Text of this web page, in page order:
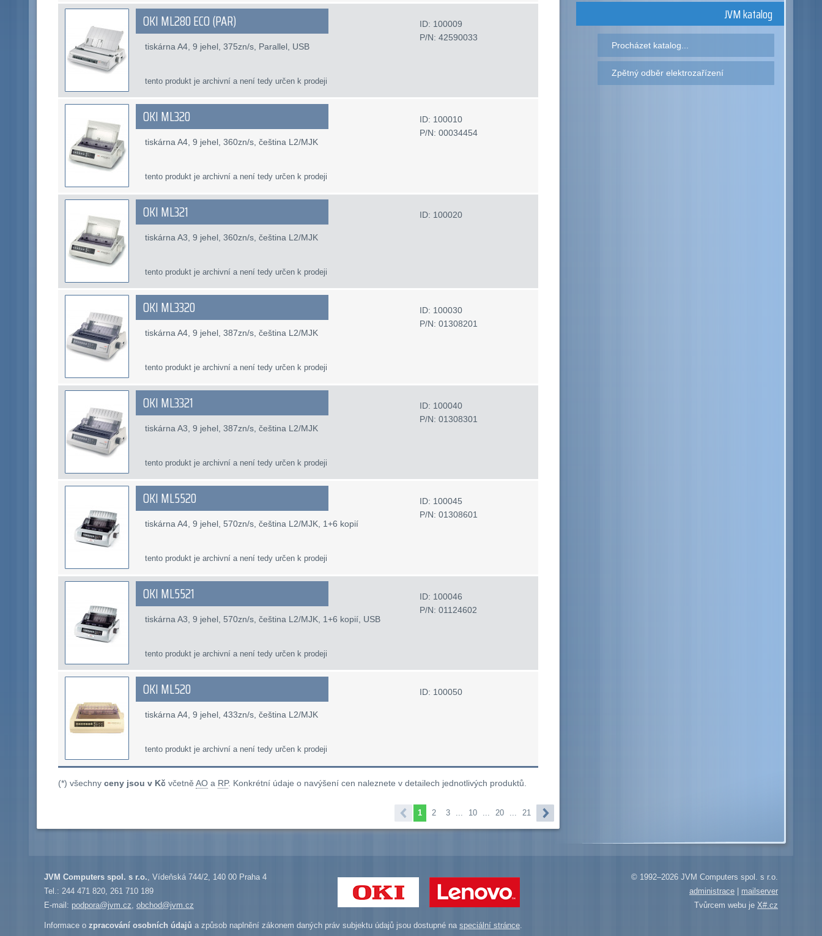
OKI ML280 ECO (PAR)
tiskárna A4, 9 jehel, 375zn/s, Parallel, USB
tento produkt je archivní a není tedy určen k prodeji
ID: 100009
P/N: 42590033
OKI ML320
tiskárna A4, 9 jehel, 360zn/s, čeština L2/MJK
tento produkt je archivní a není tedy určen k prodeji
ID: 100010
P/N: 00034454
OKI ML321
tiskárna A3, 9 jehel, 360zn/s, čeština L2/MJK
tento produkt je archivní a není tedy určen k prodeji
ID: 100020
OKI ML3320
tiskárna A4, 9 jehel, 387zn/s, čeština L2/MJK
tento produkt je archivní a není tedy určen k prodeji
ID: 100030
P/N: 01308201
OKI ML3321
tiskárna A3, 9 jehel, 387zn/s, čeština L2/MJK
tento produkt je archivní a není tedy určen k prodeji
ID: 100040
P/N: 01308301
OKI ML5520
tiskárna A4, 9 jehel, 570zn/s, čeština L2/MJK, 1+6 kopií
tento produkt je archivní a není tedy určen k prodeji
ID: 100045
P/N: 01308601
OKI ML5521
tiskárna A3, 9 jehel, 570zn/s, čeština L2/MJK, 1+6 kopií, USB
tento produkt je archivní a není tedy určen k prodeji
ID: 100046
P/N: 01124602
OKI ML520
tiskárna A4, 9 jehel, 433zn/s, čeština L2/MJK
tento produkt je archivní a není tedy určen k prodeji
ID: 100050
(*) všechny ceny jsou v Kčvčetně AOa RP. Konkrétní údaje o navýšení cen naleznete v detailech jednotlivých produktů.
1 2 3 10 20 21
JVM katalog
Procházet katalog...
Zpětný odběr elektrozařízení
JVM Computers spol. s r.o., Vídeňská 744/2, 140 00 Praha 4
Tel.: 244 471 820, 261 710 189
E-mail: podpora@jvm.cz, obchod@jvm.cz
© 1992–2026 JVM Computers spol. s r.o.
administrace
mailserver
Tvůrcem webu je X#.cz
Informace o zpracování osobních údajů a způsob naplnění zákonem daných práv subjektu údajů jsou dostupné na speciální stránce.